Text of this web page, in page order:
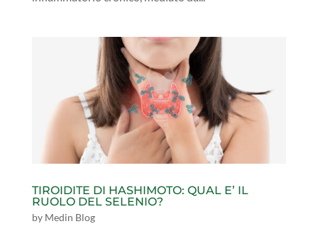
TIROIDITE DI HASHIMOTO: QUAL E’ IL
RUOLO DEL SELENIO?
by Medin Blog